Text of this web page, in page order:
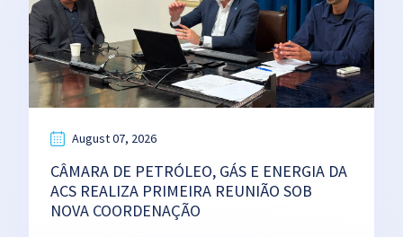
August 07, 2026
CÂMARA DE PETRÓLEO, GÁS E ENERGIA DA
ACS REALIZA PRIMEIRA REUNIÃO SOB
NOVA COORDENAÇÃO